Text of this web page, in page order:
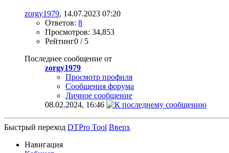
zorgy1979, 14.07.2023 07:20
Ответов: 8
Просмотров: 34,853
Рейтинг0 / 5
Последнее сообщение от
zorgy1979
Просмотр профиля
Сообщения форума
Личное сообщение
08.02.2024, 16:46
Быстрый переход DTPro Tool Вверх
Навигация